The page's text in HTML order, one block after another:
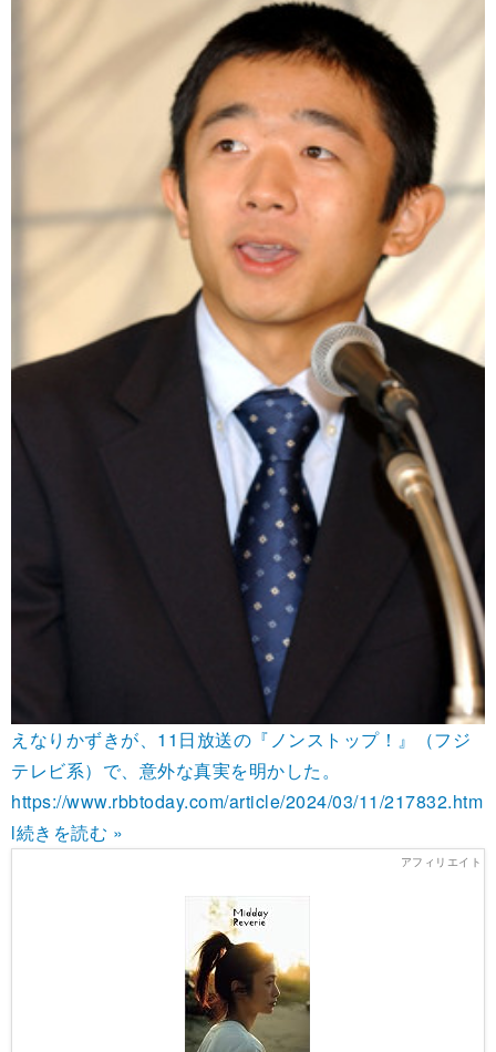
えなりかずきが、11日放送の『ノンストップ！』（フジ
テレビ系）で、意外な真実を明かした。
https://www.rbbtoday.com/article/2024/03/11/217832.htm
l続きを読む »